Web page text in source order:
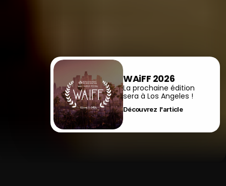
WAiFF 2026
La prochaine édition
sera à Los Angeles !
Découvrez  l'article